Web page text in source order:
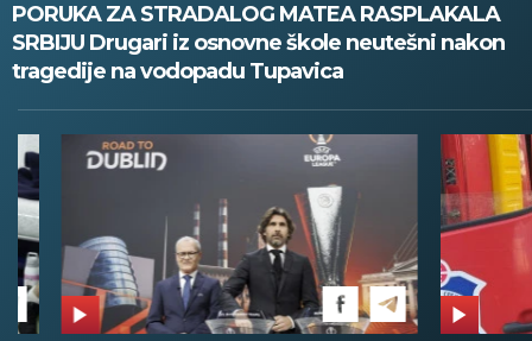
PORUKA ZA STRADALOG MATEA RASPLAKALA
SRBIJU Drugari iz osnovne škole neutešni nakon
tragedije na vodopadu Tupavica